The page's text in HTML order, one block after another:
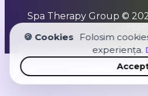
Spa Therapy Group ©
Creat cu de
🍪 Cookies
Folosim
experiența.